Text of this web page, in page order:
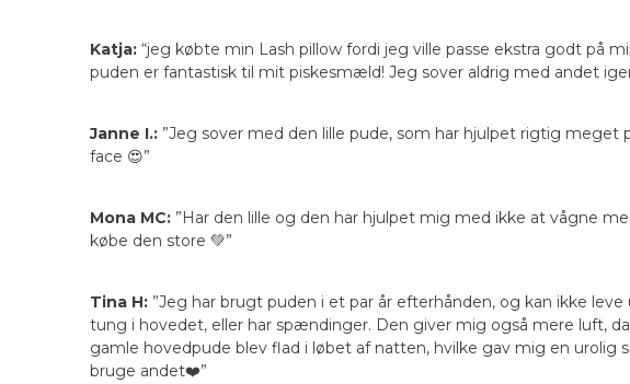
Katja: “jeg købte min Lash pillow fordi jeg ville passe ekstra godt på
puden er fantastisk til mit piskesmæld! Jeg sover aldrig med andet
Janne I.: ”Jeg sover med den lille pude, som har hjulpet rigtig
face 😍”
Mona MC: ”Har den lille og den har hjulpet mig med ikke at vågne
købe den store 💚”
Tina H: ”Jeg har brugt puden i et par år efterhånden, og kan ikke
tung i hovedet, eller har spændinger. Den giver mig også mere luft,
gamle hovedpude blev flad i løbet af natten, hvilke gav mig en urolig
bruge andet❤️”